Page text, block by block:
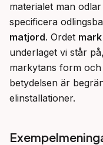
materialet man
specificera
matjord. Ordet mark
underlaget vi står
markytans form
betydelsen är
elinstallationer.